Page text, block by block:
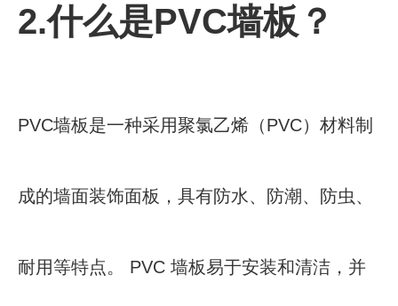
2.什么是PVC墙板？
PVC墙板是一种采用聚氯乙烯（PVC）材料制
成的墙面装饰面板，具有防水、防潮、防虫、
耐用等特点。 PVC 墙板易于安装和清洁，并